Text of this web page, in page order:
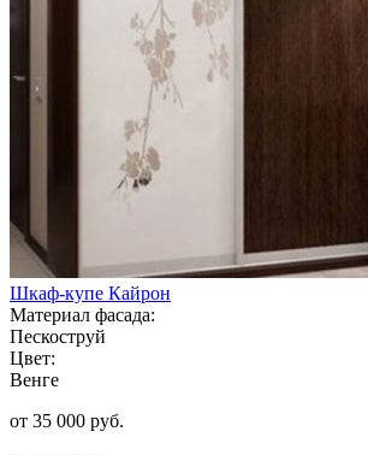
Шкаф-купе Кайрон
Материал фасада:
Пескоструй
Цвет:
Венге
от 35 000 руб.